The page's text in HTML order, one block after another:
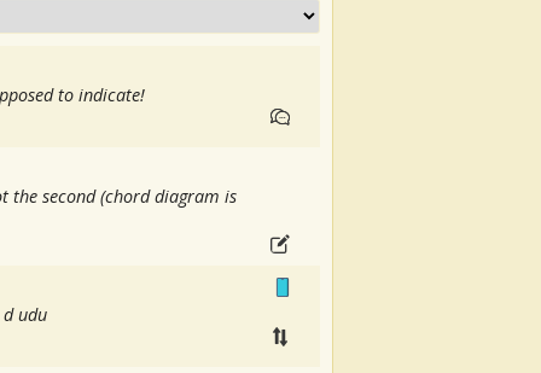
to indicate!
the second (chord diagram is
udu